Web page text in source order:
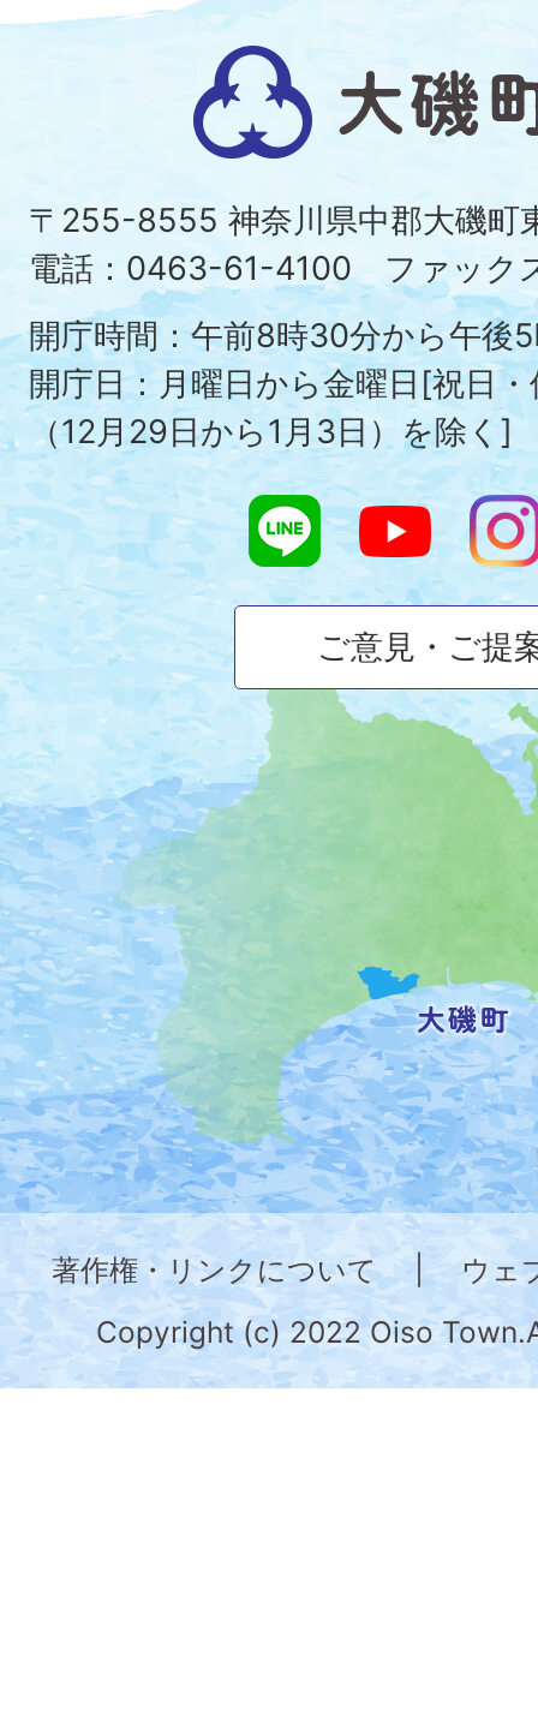
磯
町
の
位
置
を
記
し
た
地
図。
神
奈
川
県
の
大
磯
町
〒255-8555 神奈川県中郡大磯
電話：0463-61-4100 ファック
開庁時間：午前8時30分から午後
開庁日：月曜日から金曜日[祝日
（12月29日から1月3日）を除く]
ご意見・ご提
著作権・リンクについて
ウェ
Copyright (c) 2022 Oiso